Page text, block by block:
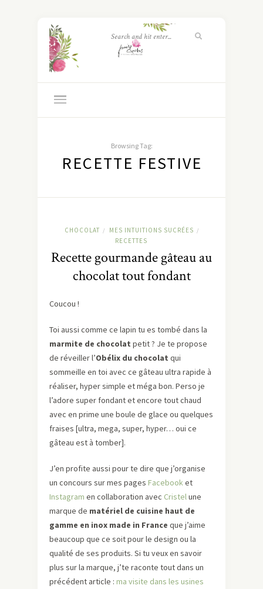
Browsing Tag:
RECETTE FESTIVE
CHOCOLAT / MES INTUITIONS SUCRÉES /
RECETTES
Recette gourmande gâteau au
chocolat tout fondant
Coucou !
Toi aussi comme ce lapin tu es tombé dans la
marmite de chocolat petit ? Je te propose
de réveiller l’Obélix du chocolat qui
sommeille en toi avec ce gâteau ultra rapide à
réaliser, hyper simple et méga bon. Perso je
l’adore super fondant et encore tout chaud
avec en prime une boule de glace ou quelques
fraises [ultra, mega, super, hyper… oui ce
gâteau est à tomber].
J’en profite aussi pour te dire que j’organise
un concours sur mes pages Facebooket
Instagram en collaboration avec Cristelune
marque de matériel de cuisine haut de
gamme en inox made in France que j’aime
beaucoup que ce soit pour le design ou la
qualité de ses produits. Si tu veux en savoir
plus sur la marque, j’te raconte tout dans un
précédent article : ma visite dans les usines